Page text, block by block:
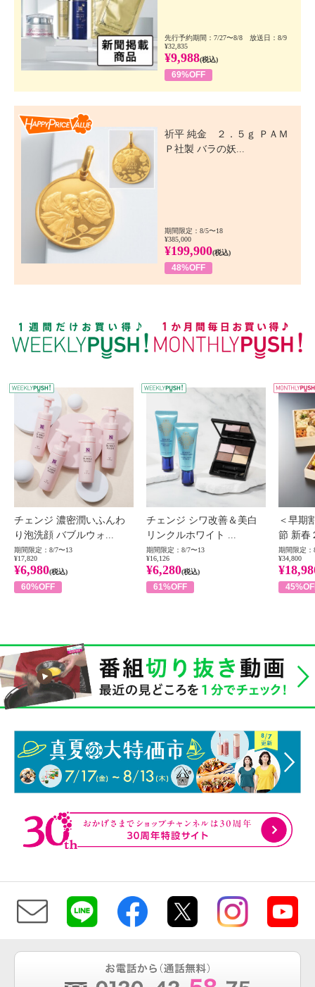
先行予約期間：7/27〜8/8 放送日：8/9
¥32,835
¥9,988(税込)
69%OFF
祈平 純金 ２．５ｇ ＰＡＭ
Ｐ社製 バラの妖...
期間限定：8/5〜18
¥385,000
¥199,900(税込)
48%OFF
WEEKLY PUSH
チェンジ 濃密潤いふんわ
り泡洗顔 バブルウォ...
期間限定：8/7〜13
¥17,820
¥6,980(税込)
60%OFF
チェンジ シワ改善＆美白
リンクルホワイト ...
期間限定：8/7〜13
¥16,126
¥6,280(税込)
61%OFF
＜早期
節 新春
期間限定：
¥34,800